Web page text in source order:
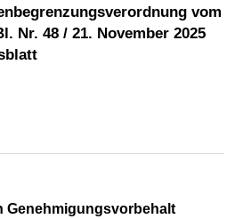
vom
Nr. 48 / 21. November 2025
Genehmigungsvorbehalt